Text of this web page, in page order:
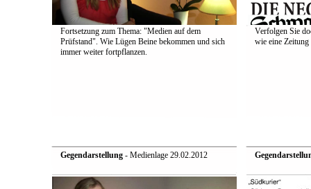
Fortsetzung zum Thema: "Medien auf dem
Prüfstand". Wie Lügen Beine bekommen und sich
immer weiter fortpflanzen.
Verfolgen Sie
wie eine Zeitung
Gegendarstellung- Medienlage 29.02.2012